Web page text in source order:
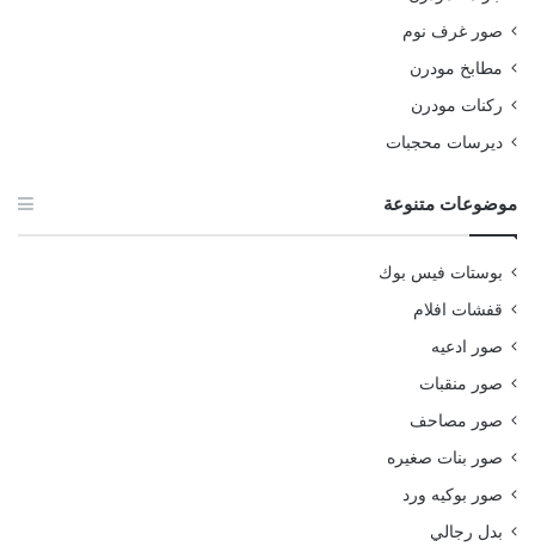
صور غرف نوم
مطابخ مودرن
ركنات مودرن
ديرسات محجبات
موضوعات متنوعة
بوستات فيس بوك
قفشات افلام
صور ادعيه
صور منقبات
صور مصاحف
صور بنات صغيره
صور بوكيه ورد
بدل رجالي